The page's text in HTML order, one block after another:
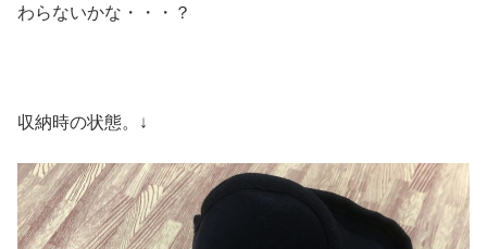
わらないかな・・・？
収納時の状態。↓